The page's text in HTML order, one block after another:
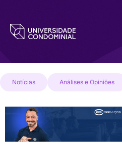
Notícias Análises e Opiniões